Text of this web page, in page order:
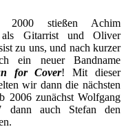
2000 stießen Achim
als Gitarrist und Oliver
zu uns, und nach kurzer
ein neuer Bandname
for Cover! Mit dieser
wir dann die nächsten
2006 zunächst Wolfgang
dann auch Stefan den